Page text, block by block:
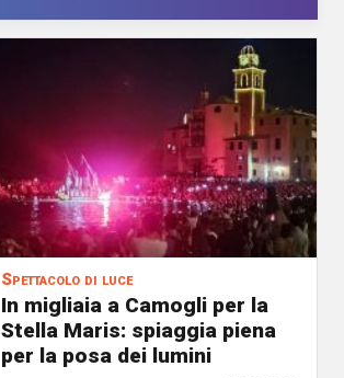
Spettacolo di luce
In migliaia a Camogli per la
Stella Maris: spiaggia piena
per la posa dei lumini